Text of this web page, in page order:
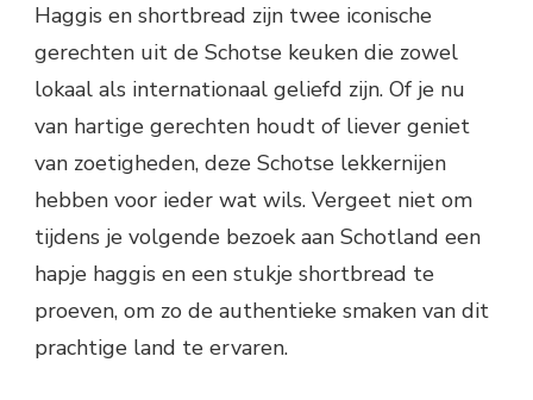
Haggis en shortbread zijn twee iconische
gerechten uit de Schotse keuken die zowel
lokaal als internationaal geliefd zijn. Of je nu
van hartige gerechten houdt of liever geniet
van zoetigheden, deze Schotse lekkernijen
hebben voor ieder wat wils. Vergeet niet om
tijdens je volgende bezoek aan Schotland een
hapje haggis en een stukje shortbread te
proeven, om zo de authentieke smaken van dit
prachtige land te ervaren.